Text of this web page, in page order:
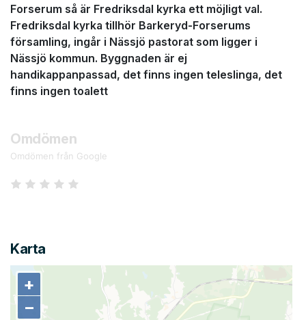
Forserum så är Fredriksdal kyrka ett möjligt val.
Fredriksdal kyrka tillhör Barkeryd-Forserums
församling, ingår i Nässjö pastorat som ligger i
Nässjö kommun. Byggnaden är ej
handikappanpassad, det finns ingen teleslinga, det
finns ingen toalett
Omdömen
Omdömen från Google
Karta
+
−
+
−